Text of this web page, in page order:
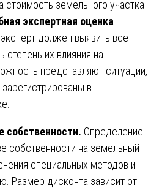
стоимость земельного участка.
экспертная оценка
эксперт должен выявить все
их влияния на
представляют ситуации,
в
собственности. Определение
собственности на земельный
специальных методов и
Размер дисконта зависит от